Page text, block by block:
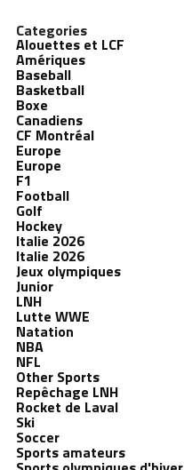
Categories
Alouettes et LCF
Amériques
Baseball
Basketball
Boxe
Canadiens
CF Montréal
Europe
Europe
F1
Football
Golf
Hockey
Italie 2026
Italie 2026
Jeux olympiques
Junior
LNH
Lutte WWE
Natation
NBA
NFL
Other Sports
Repêchage LNH
Rocket de Laval
Ski
Soccer
Sports amateurs